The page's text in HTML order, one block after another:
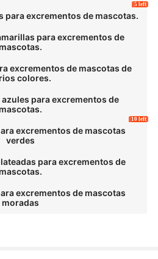
para excrementos de mascotas.
5 left
para excrementos de
mascotas.
excrementos de mascotas de
colores.
para excrementos de
mascotas.
excrementos de mascotas
verdes
10 left
para excrementos de
mascotas.
excrementos de mascotas
moradas